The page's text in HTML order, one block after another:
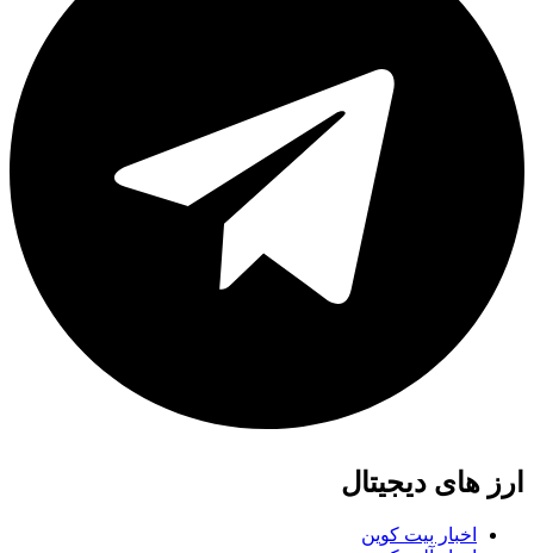
ارز های دیجیتال
اخبار بیت کوین